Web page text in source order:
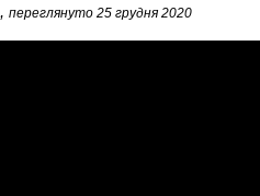
,переглянуто 25 грудня 2020